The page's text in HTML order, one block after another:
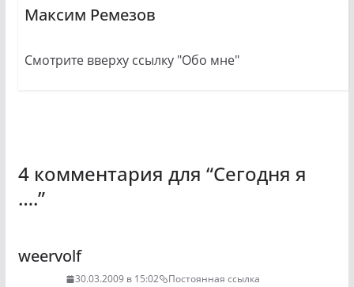
Максим Ремезов
Смотрите вверху ссылку "Обо мне"
4 комментария для “Сегодня я
….”
weervolf
30.03.2009 в 15:02 Постоянная ссылка